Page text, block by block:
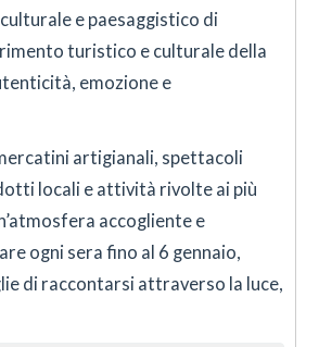
e paesaggistico di
turistico e culturale della
emozione e
artigianali, spettacoli
locali e attività rivolte ai più
accogliente e
ogni sera fino al 6 gennaio,
di raccontarsi attraverso la luce,